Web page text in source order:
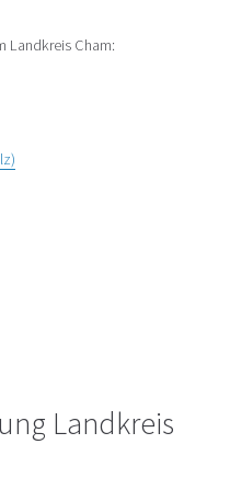
Landkreis Cham:
Landkreis